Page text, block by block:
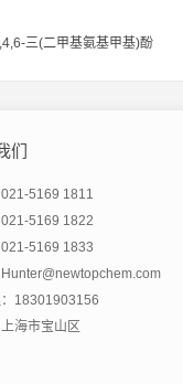
三(二甲基氨基甲基)酚
们
5169 1811
5169 1822
5169 1833
18301903156
海市宝山区